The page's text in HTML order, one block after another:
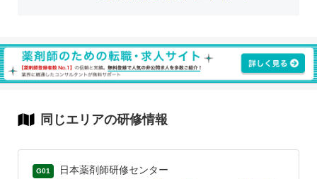
同じエリアの研修情報
G01 日本薬剤師研修センター